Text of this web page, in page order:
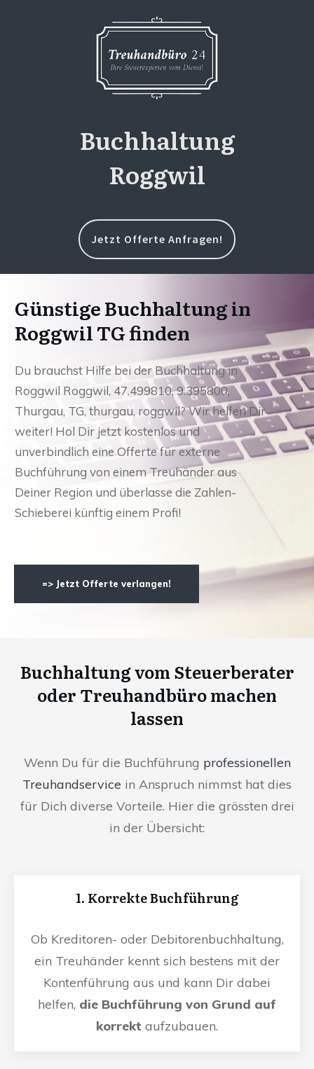
Buchhaltung
Roggwil
Jetzt Offerte Anfragen!
Günstige Buchhaltung in
Roggwil TG finden
Du brauchst Hilfe bei der Buchhaltung in
Roggwil Roggwil, 47.499810, 9.395800,
Thurgau, TG, thurgau, roggwil? Wir helfen Dir
weiter! Hol Dir jetzt kostenlos und
unverbindlich eine Offerte für externe
Buchführung von einem Treuhänder aus
Deiner Region und überlasse die Zahlen-
Schieberei künftig einem Profi!
=> Jetzt Offerte verlangen!
Buchhaltung vom Steuerberater
oder Treuhandbüro machen
lassen
Wenn Du für die Buchführung professionellen
Treuhandservice in Anspruch nimmst hat dies
für Dich diverse Vorteile. Hier die grössten drei
in der Übersicht:
1. Korrekte Buchführung
Ob Kreditoren- oder Debitorenbuchhaltung,
ein Treuhänder kennt sich bestens mit der
Kontenführung aus und kann Dir dabei
helfen, die Buchführung von Grund auf
korrekt aufzubauen.